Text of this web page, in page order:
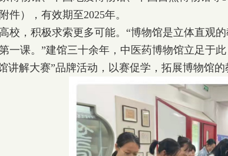
件），有效期至2025年。
，积极求索更多可能。“博物馆是立体直观的
一课。”建馆三十余年，中医药博物馆立足于
讲解大赛”品牌活动，以赛促学，拓展博物馆的